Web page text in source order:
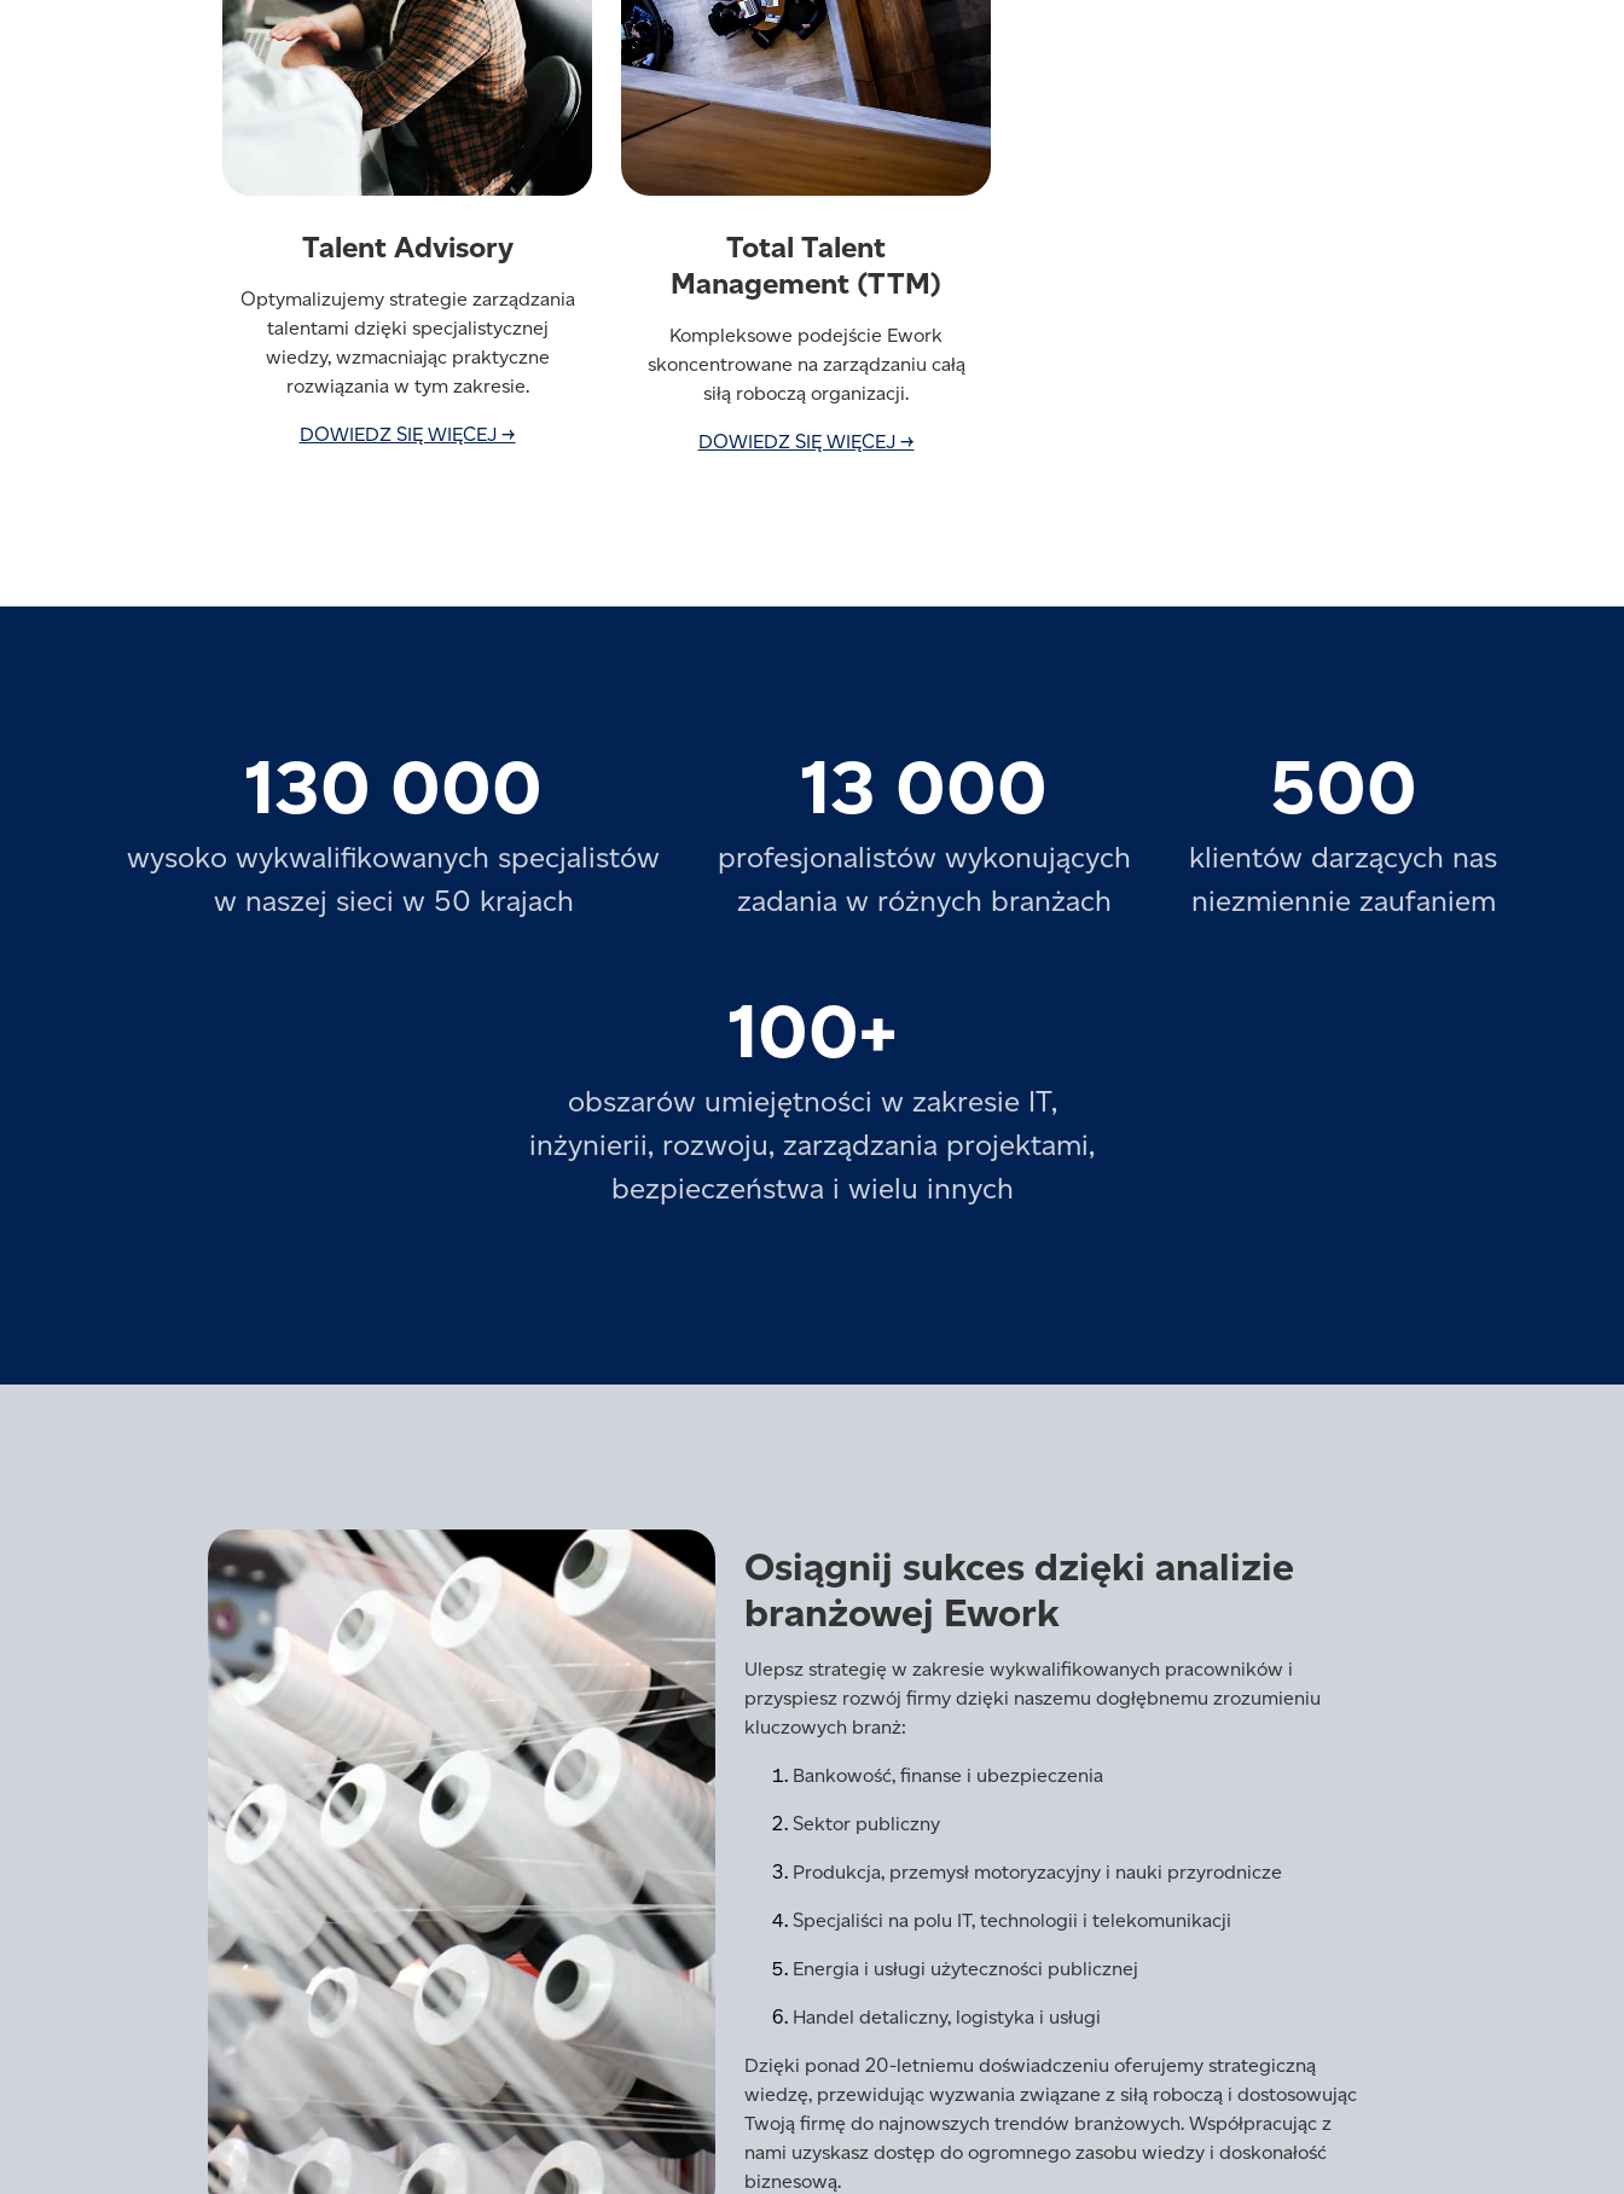
Talent Advisory
Optymalizujemy strategie zarządzania
talentami dzięki specjalistycznej
wiedzy, wzmacniając praktyczne
rozwiązania w tym zakresie.
DOWIEDZ SIĘ WIĘCEJ →
Total Talent
Management (TTM)
Kompleksowe podejście Ework
skoncentrowane na zarządzaniu całą
siłą roboczą organizacji.
DOWIEDZ SIĘ WIĘCEJ →
130 000
wysoko wykwalifikowanych specjalistów
w naszej sieci w 50 krajach
13 000
profesjonalistów wykonujących
zadania w różnych branżach
500
klientów darzących nas
niezmiennie zaufaniem
100+
obszarów umiejętności w zakresie IT,
inżynierii, rozwoju, zarządzania projektami,
bezpieczeństwa i wielu innych
Osiągnij sukces dzięki analizie
branżowej Ework
Ulepsz strategię w zakresie wykwalifikowanych pracowników i
przyspiesz rozwój firmy dzięki naszemu dogłębnemu zrozumieniu
kluczowych branż:
Bankowość, finanse i ubezpieczenia
Sektor publiczny
Produkcja, przemysł motoryzacyjny i nauki przyrodnicze
Specjaliści na polu IT, technologii i telekomunikacji
Energia i usługi użyteczności publicznej
Handel detaliczny, logistyka i usługi
Dzięki ponad 20-letniemu doświadczeniu oferujemy strategiczną
wiedzę, przewidując wyzwania związane z siłą roboczą i dostosowując
Twoją firmę do najnowszych trendów branżowych. Współpracując z
nami uzyskasz dostęp do ogromnego zasobu wiedzy i doskonałość
biznesową.